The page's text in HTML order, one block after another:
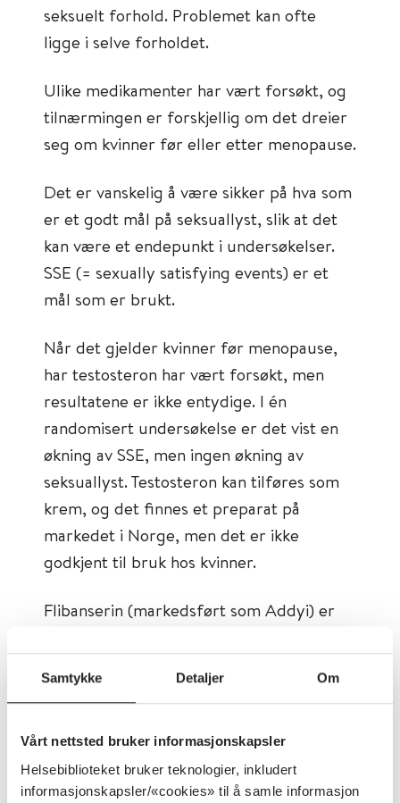
Samtykke Detaljer Om
Vårt nettsted bruker informasjonskapsler
Helsebiblioteket bruker teknologier, inkludert
informasjonskapsler/«cookies» til å samle informasjon
seksuelt forhold. Problemet kan ofte
ligge i selve forholdet.
Ulike medikamenter har vært forsøkt, og
tilnærmingen er forskjellig om det dreier
seg om kvinner før eller etter menopause.
Det er vanskelig å være sikker på hva som
er et godt mål på seksuallyst, slik at det
kan være et endepunkt i undersøkelser.
SSE (= sexually satisfying events) er et
mål som er brukt.
Når det gjelder kvinner før menopause,
har testosteron har vært forsøkt, men
resultatene er ikke entydige. I én
randomisert undersøkelse er det vist en
økning av SSE, men ingen økning av
seksuallyst. Testosteron kan tilføres som
krem, og det finnes et preparat på
markedet i Norge, men det er ikke
godkjent til bruk hos kvinner.
Flibanserin (markedsført som Addyi) er
systemet. Det er omtalt som «kvinnelig
tas ved behov, skal flibanserin tas daglig. I
en metaanalyse økte flibanserin antall SSE
fra 2 til 3 per måned. Økningen i